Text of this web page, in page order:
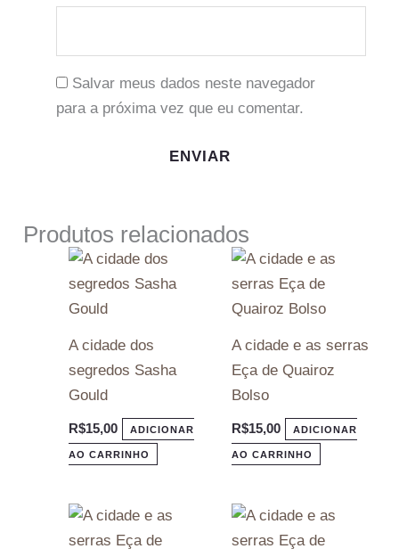
Salvar meus dados neste navegador
para a próxima vez que eu comentar.
Produtos relacionados
A cidade dos
segredos Sasha
Gould
R$15,00 ADICIONAR
AO CARRINHO
A cidade e as serras
Eça de Quairoz
Bolso
R$15,00 ADICIONAR
AO CARRINHO